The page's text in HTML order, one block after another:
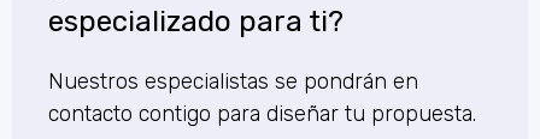
especializado para ti?
Nuestros especialistas se pondrán en
contacto contigo para diseñar tu propuesta.